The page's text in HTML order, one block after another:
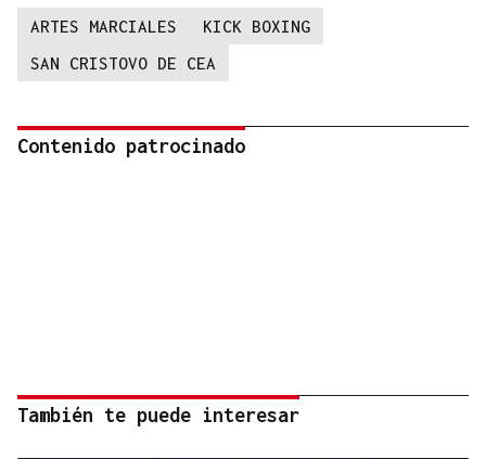
ARTES MARCIALES
KICK BOXING
SAN CRISTOVO DE CEA
Contenido patrocinado
También te puede interesar